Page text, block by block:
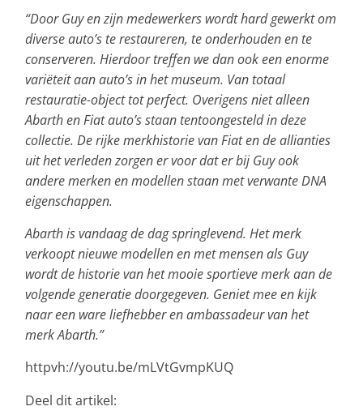
“Door Guy en zijn medewerkers wordt hard gewerkt om
diverse auto’s te restaureren, te onderhouden en te
conserveren. Hierdoor treffen we dan ook een enorme
variëteit aan auto’s in het museum. Van totaal
restauratie-object tot perfect. Overigens niet alleen
Abarth en Fiat auto’s staan tentoongesteld in deze
collectie. De rijke merkhistorie van Fiat en de allianties
uit het verleden zorgen er voor dat er bij Guy ook
andere merken en modellen staan met verwante DNA
eigenschappen.
Abarth is vandaag de dag springlevend. Het merk
verkoopt nieuwe modellen en met mensen als Guy
wordt de historie van het mooie sportieve merk aan de
volgende generatie doorgegeven. Geniet mee en kijk
naar een ware liefhebber en ambassadeur van het
merk Abarth.”
httpvh://youtu.be/mLVtGvmpKUQ
Deel dit artikel: